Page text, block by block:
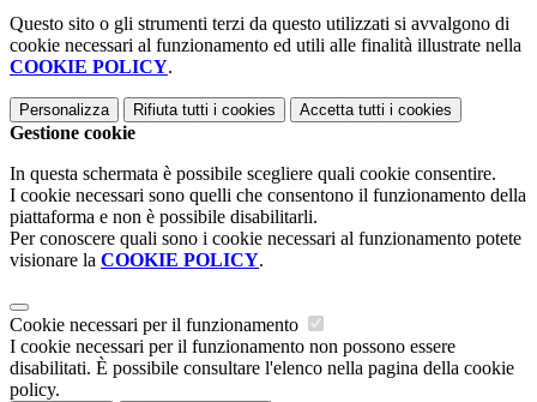
Questo sito o gli strumenti terzi da questo utilizzati si avvalgono di
cookie necessari al funzionamento ed utili alle finalità illustrate nella
COOKIE POLICY.
Personalizza Rifiuta tutti i cookies Accetta tutti i cookies
Gestione cookie
In questa schermata è possibile scegliere quali cookie consentire.
I cookie necessari sono quelli che consentono il funzionamento della
piattaforma e non è possibile disabilitarli.
Per conoscere quali sono i cookie necessari al funzionamento potete
visionare la COOKIE POLICY.
Cookie necessari per il funzionamento
I cookie necessari per il funzionamento non possono essere
disabilitati. È possibile consultare l'elenco nella pagina della cookie
policy.